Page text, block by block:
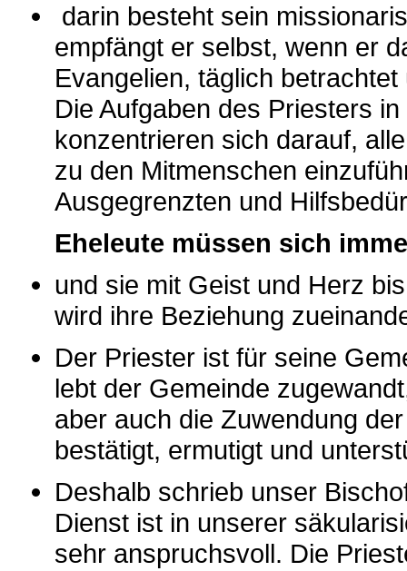
darin besteht sein
empfängt er selbst, wenn er
Evangelien, täglich
Die Aufgaben des Priesters
konzentrieren sich darauf,
zu den Mitmenschen
Ausgegrenzten und
Eheleute müssen sich
und sie mit Geist und Herz
wird ihre Beziehung
Der Priester ist für seine
lebt der Gemeinde
aber auch die Zuwendung
bestätigt, ermutigt und
Deshalb schrieb unser
Dienst ist in unserer
sehr anspruchsvoll. Die